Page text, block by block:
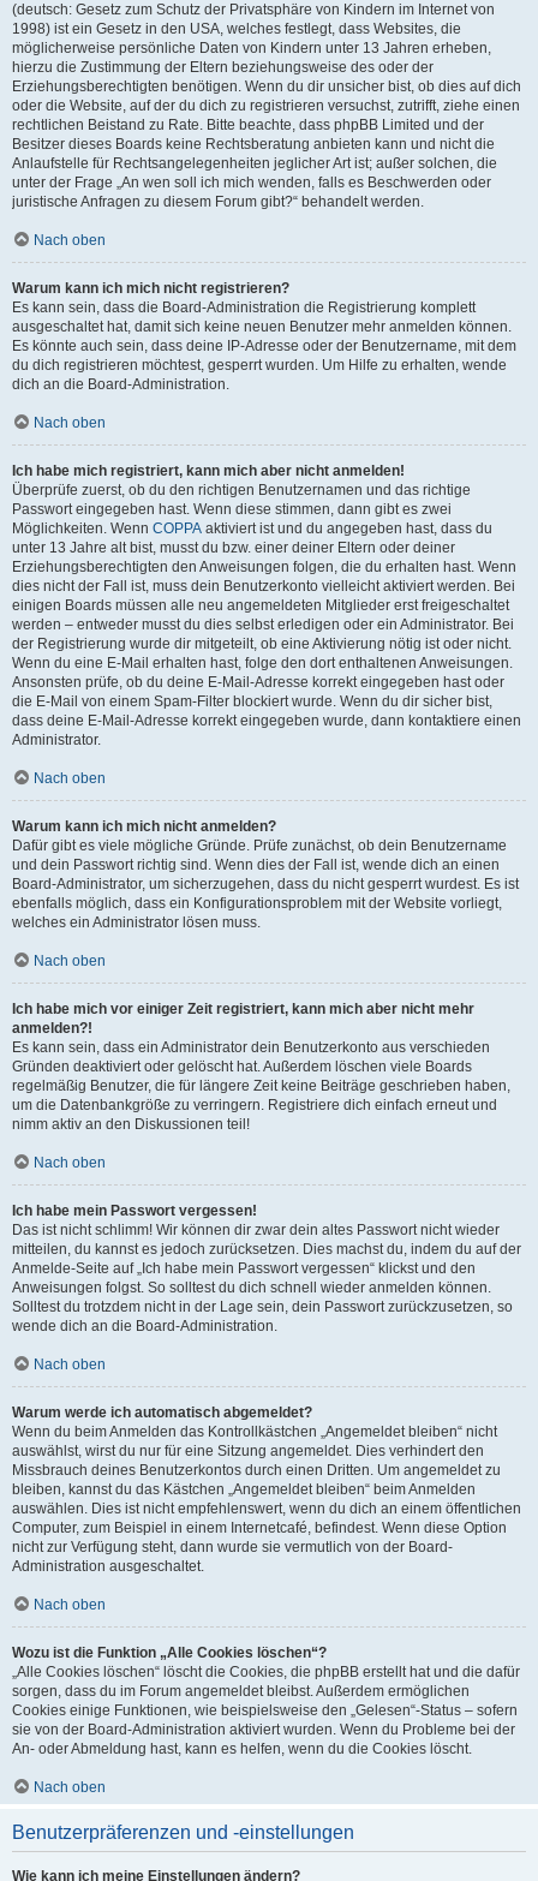
(deutsch: Gesetz zum Schutz der Privatsphäre von Kindern im Internet von
1998) ist ein Gesetz in den USA, welches festlegt, dass Websites, die
möglicherweise persönliche Daten von Kindern unter 13 Jahren erheben,
hierzu die Zustimmung der Eltern beziehungsweise des oder der
Erziehungsberechtigten benötigen. Wenn du dir unsicher bist, ob dies auf dich
oder die Website, auf der du dich zu registrieren versuchst, zutrifft, ziehe einen
rechtlichen Beistand zu Rate. Bitte beachte, dass phpBB Limited und der
Besitzer dieses Boards keine Rechtsberatung anbieten kann und nicht die
Anlaufstelle für Rechtsangelegenheiten jeglicher Art ist; außer solchen, die
unter der Frage „An wen soll ich mich wenden, falls es Beschwerden oder
juristische Anfragen zu diesem Forum gibt?“ behandelt werden.
Nach oben
Warum kann ich mich nicht registrieren?
Es kann sein, dass die Board-Administration die Registrierung komplett
ausgeschaltet hat, damit sich keine neuen Benutzer mehr anmelden können.
Es könnte auch sein, dass deine IP-Adresse oder der Benutzername, mit dem
du dich registrieren möchtest, gesperrt wurden. Um Hilfe zu erhalten, wende
dich an die Board-Administration.
Nach oben
Ich habe mich registriert, kann mich aber nicht anmelden!
Überprüfe zuerst, ob du den richtigen Benutzernamen und das richtige
Passwort eingegeben hast. Wenn diese stimmen, dann gibt es zwei
Möglichkeiten. Wenn COPPA aktiviert ist und du angegeben hast, dass du
unter 13 Jahre alt bist, musst du bzw. einer deiner Eltern oder deiner
Erziehungsberechtigten den Anweisungen folgen, die du erhalten hast. Wenn
dies nicht der Fall ist, muss dein Benutzerkonto vielleicht aktiviert werden. Bei
einigen Boards müssen alle neu angemeldeten Mitglieder erst freigeschaltet
werden – entweder musst du dies selbst erledigen oder ein Administrator. Bei
der Registrierung wurde dir mitgeteilt, ob eine Aktivierung nötig ist oder nicht.
Wenn du eine E-Mail erhalten hast, folge den dort enthaltenen Anweisungen.
Ansonsten prüfe, ob du deine E-Mail-Adresse korrekt eingegeben hast oder
die E-Mail von einem Spam-Filter blockiert wurde. Wenn du dir sicher bist,
dass deine E-Mail-Adresse korrekt eingegeben wurde, dann kontaktiere einen
Administrator.
Nach oben
Warum kann ich mich nicht anmelden?
Dafür gibt es viele mögliche Gründe. Prüfe zunächst, ob dein Benutzername
und dein Passwort richtig sind. Wenn dies der Fall ist, wende dich an einen
Board-Administrator, um sicherzugehen, dass du nicht gesperrt wurdest. Es ist
ebenfalls möglich, dass ein Konfigurationsproblem mit der Website vorliegt,
welches ein Administrator lösen muss.
Nach oben
Ich habe mich vor einiger Zeit registriert, kann mich aber nicht mehr
anmelden?!
Es kann sein, dass ein Administrator dein Benutzerkonto aus verschieden
Gründen deaktiviert oder gelöscht hat. Außerdem löschen viele Boards
regelmäßig Benutzer, die für längere Zeit keine Beiträge geschrieben haben,
um die Datenbankgröße zu verringern. Registriere dich einfach erneut und
nimm aktiv an den Diskussionen teil!
Nach oben
Ich habe mein Passwort vergessen!
Das ist nicht schlimm! Wir können dir zwar dein altes Passwort nicht wieder
mitteilen, du kannst es jedoch zurücksetzen. Dies machst du, indem du auf der
Anmelde-Seite auf „Ich habe mein Passwort vergessen“ klickst und den
Anweisungen folgst. So solltest du dich schnell wieder anmelden können.
Solltest du trotzdem nicht in der Lage sein, dein Passwort zurückzusetzen, so
wende dich an die Board-Administration.
Nach oben
Warum werde ich automatisch abgemeldet?
Wenn du beim Anmelden das Kontrollkästchen „Angemeldet bleiben“ nicht
auswählst, wirst du nur für eine Sitzung angemeldet. Dies verhindert den
Missbrauch deines Benutzerkontos durch einen Dritten. Um angemeldet zu
bleiben, kannst du das Kästchen „Angemeldet bleiben“ beim Anmelden
auswählen. Dies ist nicht empfehlenswert, wenn du dich an einem öffentlichen
Computer, zum Beispiel in einem Internetcafé, befindest. Wenn diese Option
nicht zur Verfügung steht, dann wurde sie vermutlich von der Board-
Administration ausgeschaltet.
Nach oben
Wozu ist die Funktion „Alle Cookies löschen“?
„Alle Cookies löschen“ löscht die Cookies, die phpBB erstellt hat und die dafür
sorgen, dass du im Forum angemeldet bleibst. Außerdem ermöglichen
Cookies einige Funktionen, wie beispielsweise den „Gelesen“-Status – sofern
sie von der Board-Administration aktiviert wurden. Wenn du Probleme bei der
An- oder Abmeldung hast, kann es helfen, wenn du die Cookies löscht.
Nach oben
Benutzerpräferenzen und -einstellungen
Wie kann ich meine Einstellungen ändern?